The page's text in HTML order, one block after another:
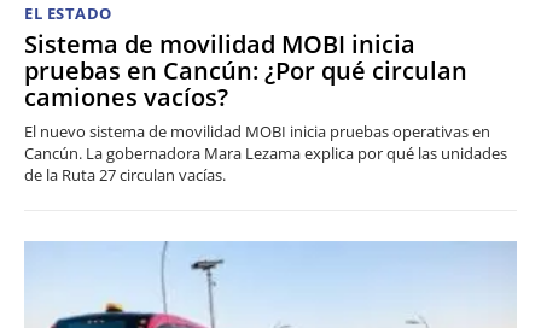
EL ESTADO
Sistema de movilidad MOBI inicia
pruebas en Cancún: ¿Por qué circulan
camiones vacíos?
El nuevo sistema de movilidad MOBI inicia pruebas operativas en
Cancún. La gobernadora Mara Lezama explica por qué las unidades
de la Ruta 27 circulan vacías.